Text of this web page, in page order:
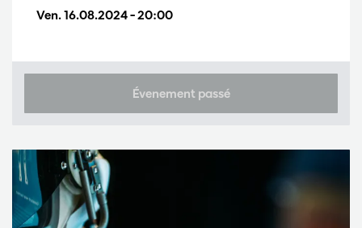
Ven. 16.08.2024– 20:00
Évenement passé